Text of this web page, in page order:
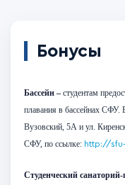
Бонусы
Бассейн –студентам
плавания в бассейнах СФУ.
Вузовский, 5А и ул.
СФУ, по ссылке: http://
Студенческий